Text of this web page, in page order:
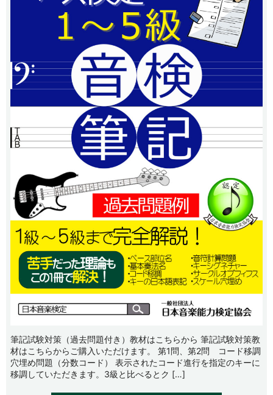
筆記試験対策（過去問題付き）教材はこちらから 筆記試験対策教
材はこちらからご購入いただけます。 第1問、第2問 コード移調
穴埋め問題（分数コード） 表示されたコード進行を指定のキーに
移調していただきます。3級と比べるとク […]